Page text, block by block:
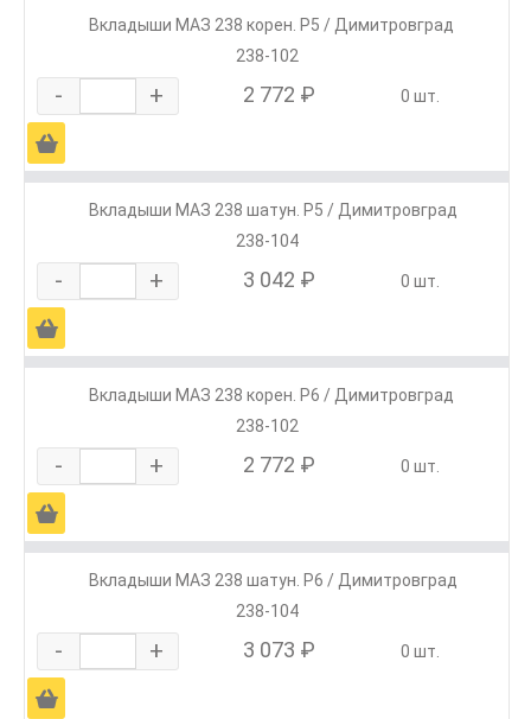
Вкладыши МАЗ 238 корен. Р5 / Димитровград
238-102
- + 2 772 ₽ 0 шт.
Ä
Вкладыши МАЗ 238 шатун. Р5 / Димитровград
238-104
- + 3 042 ₽ 0 шт.
Ä
Вкладыши МАЗ 238 корен. Р6 / Димитровград
238-102
- + 2 772 ₽ 0 шт.
Ä
Вкладыши МАЗ 238 шатун. Р6 / Димитровград
238-104
- + 3 073 ₽ 0 шт.
Ä